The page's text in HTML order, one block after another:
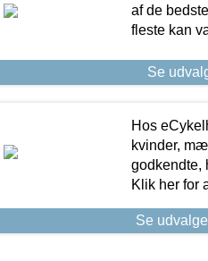
af de
fleste kan
Se
Hos
kvinder,
godkendte,
Klik her for
Se